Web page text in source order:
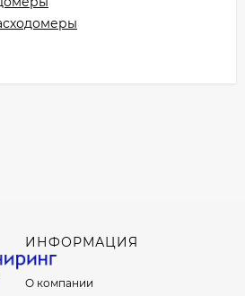
ИНФОРМАЦИЯ
О компании